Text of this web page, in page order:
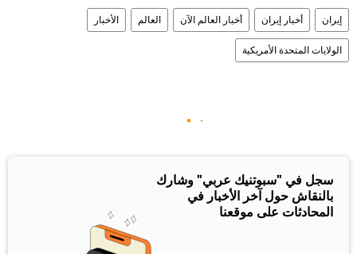
إيران أخبار إيران أخبار العالم الآن العالم الأخبار
الولايات المتحدة الأمريكية
سجل في "سبوتنيك عربي" وشارك
بالنقاش حول آخر الأخبار في
المحادثات على موقعنا